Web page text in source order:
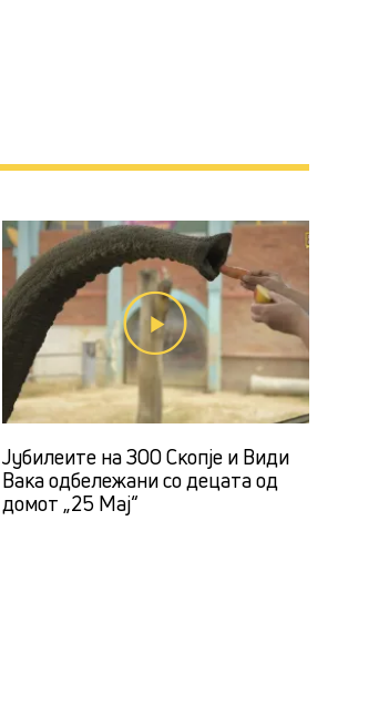
Јубилеите на ЗОО Скопје и Види
Вака одбележани со децата од
домот „25 Мај“